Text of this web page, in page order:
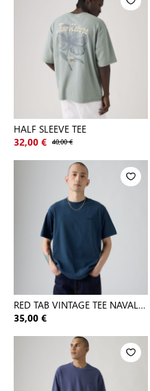
HALF SLEEVE TEE
32,00 € 40,00 €
RED TAB VINTAGE TEE NAVAL
ACAD
35,00 €